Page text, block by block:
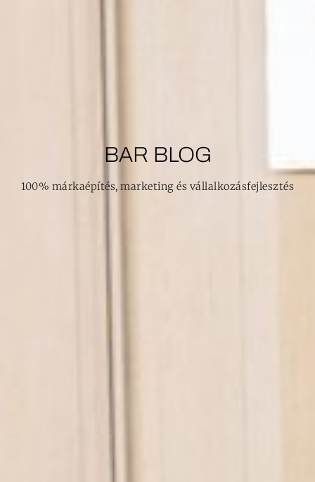
BAR BLOG
100% márkaépítés, marketing és vállalkozásfejlesztés